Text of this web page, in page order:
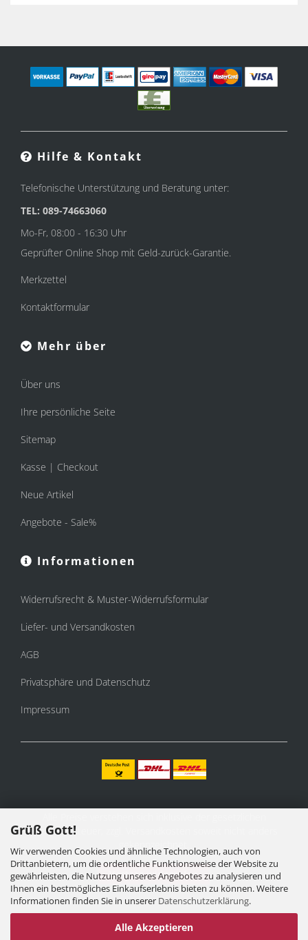
Grüß Gott!
Wir verwenden Cookies und ähnliche Technologien, auch von
Drittanbietern, um die ordentliche Funktionsweise der Website zu
gewährleisten, die Nutzung unseres Angebotes zu analysieren und
Ihnen ein bestmögliches Einkaufserlebnis bieten zu können. Weitere
Informationen finden Sie in unserer Datenschutzerklärung.
Alle Akzeptieren
Hilfe & Kontakt
Telefonische Unterstützung und Beratung unter:
TEL: 089-74663060
Mo-Fr, 08:00 - 16:30 Uhr
Geprüfter Online Shop mit Geld-zurück-Garantie.
Merkzettel
Kontaktformular
Mehr über
Über uns
Ihre persönliche Seite
Sitemap
Kasse | Checkout
Neue Artikel
Angebote - Sale%
Informationen
Widerrufsrecht & Muster-Widerrufsformular
Liefer- und Versandkosten
AGB
Privatsphäre und Datenschutz
Impressum
Mehrwertsteuer, zzgl.
gekennzeichnet.
Vertrag widerrufen